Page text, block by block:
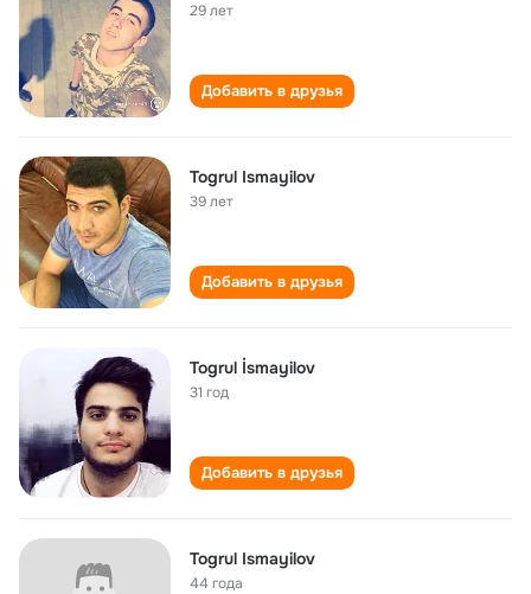
29 лет
Добавить в друзья
Togrul Ismayilov
39 лет
Добавить в друзья
Togrul İsmayilov
31 год
Добавить в друзья
Togrul Ismayilov
44 года